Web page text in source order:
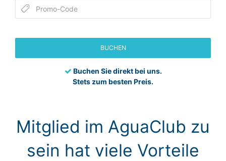
BUCHEN
Buchen Sie direkt bei uns.
Stets zum besten Preis.
Mitglied im AguaClub zu
sein hat viele Vorteile